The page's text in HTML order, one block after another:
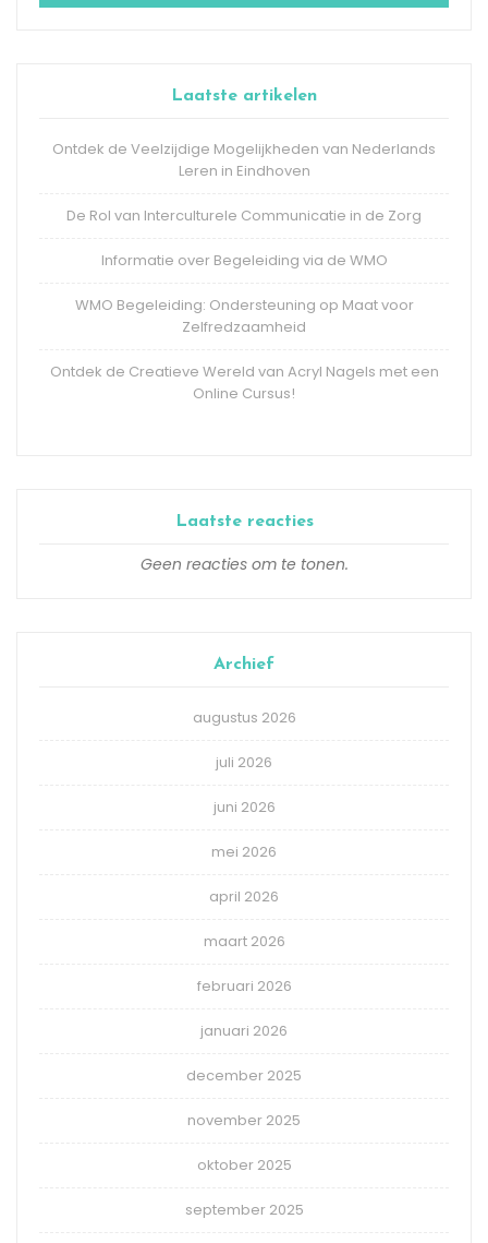
Laatste artikelen
Ontdek de Veelzijdige Mogelijkheden van Nederlands
Leren in Eindhoven
De Rol van Interculturele Communicatie in de Zorg
Informatie over Begeleiding via de WMO
WMO Begeleiding: Ondersteuning op Maat voor
Zelfredzaamheid
Ontdek de Creatieve Wereld van Acryl Nagels met een
Online Cursus!
Laatste reacties
Geen reacties om te tonen.
Archief
augustus 2026
juli 2026
juni 2026
mei 2026
april 2026
maart 2026
februari 2026
januari 2026
december 2025
november 2025
oktober 2025
september 2025